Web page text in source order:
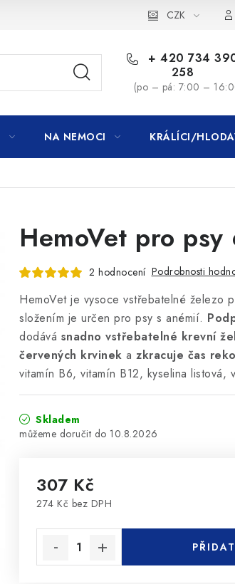
CZK
+ 420 734
258
(po – pá: 7:00 –
NA NEMOCI KRÁLÍCI/
HemoVet pro
2 hodnocení Podrobnosti
HemoVet je vysoce vstřebatelné železo
složením je určen pro psy s anémií.
dodává snadno vstřebatelné krevní
červených krvinek a zkracuje čas
vitamín B6, vitamín B12, kyselina listová,
Skladem
10.8.2026
307 Kč
274 Kč bez DPH